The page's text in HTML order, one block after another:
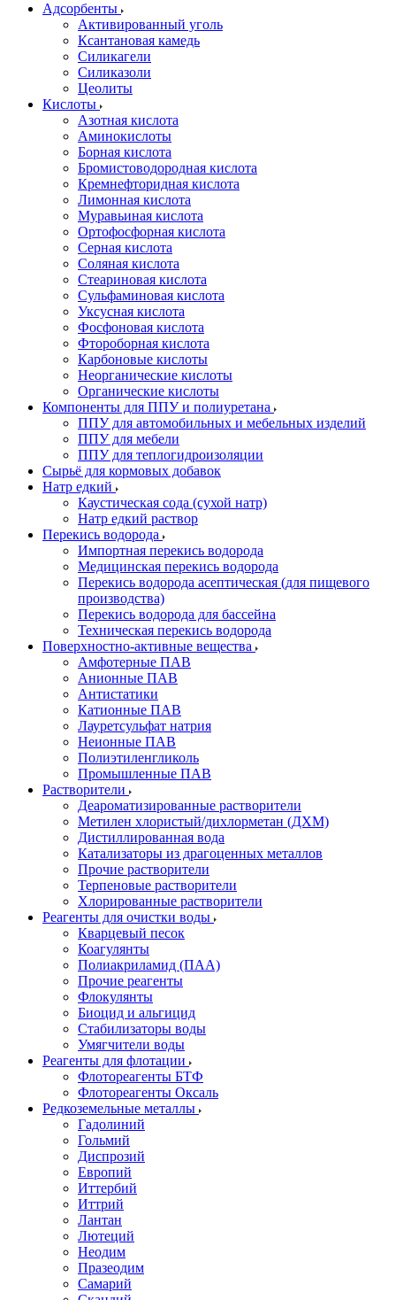
Адсорбенты
Активированный уголь
Ксантановая камедь
Силикагели
Силиказоли
Цеолиты
Кислоты
Азотная кислота
Аминокислоты
Борная кислота
Бромистоводородная кислота
Кремнефторидная кислота
Лимонная кислота
Муравьиная кислота
Ортофосфорная кислота
Серная кислота
Соляная кислота
Стеариновая кислота
Сульфаминовая кислота
Уксусная кислота
Фосфоновая кислота
Фтороборная кислота
Карбоновые кислоты
Неорганические кислоты
Органические кислоты
Компоненты для ППУ и полиуретана
ППУ для автомобильных и мебельных изделий
ППУ для мебели
ППУ для теплогидроизоляции
Сырьё для кормовых добавок
Натр едкий
Каустическая сода (сухой натр)
Натр едкий раствор
Перекись водорода
Импортная перекись водорода
Медицинская перекись водорода
Перекись водорода асептическая (для пищевого
производства)
Перекись водорода для бассейна
Техническая перекись водорода
Поверхностно-активные вещества
Амфотерные ПАВ
Анионные ПАВ
Антистатики
Катионные ПАВ
Лауретсульфат натрия
Неионные ПАВ
Полиэтиленгликоль
Промышленные ПАВ
Растворители
Деароматизированные растворители
Метилен хлористый/дихлорметан (ДХМ)
Дистиллированная вода
Катализаторы из драгоценных металлов
Прочие растворители
Терпеновые растворители
Хлорированные растворители
Реагенты для очистки воды
Кварцевый песок
Коагулянты
Полиакриламид (ПАА)
Прочие реагенты
Флокулянты
Биоцид и альгицид
Стабилизаторы воды
Умягчители воды
Реагенты для флотации
Флотореагенты БТФ
Флотореагенты Оксаль
Редкоземельные металлы
Гадолиний
Гольмий
Диспрозий
Европий
Иттербий
Иттрий
Лантан
Лютеций
Неодим
Празеодим
Самарий